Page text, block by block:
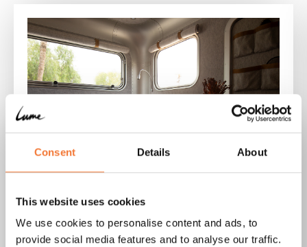
Consent Details About
This website uses cookies
We use cookies to personalise content and ads, to
provide social media features and to analyse our traffic.